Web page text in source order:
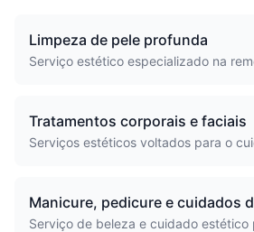
Limpeza de pele profunda
Serviço estético especializado na
Tratamentos corporais e faciais
Serviços estéticos voltados para o
Manicure, pedicure e cuidados
Serviço de beleza e cuidado estético